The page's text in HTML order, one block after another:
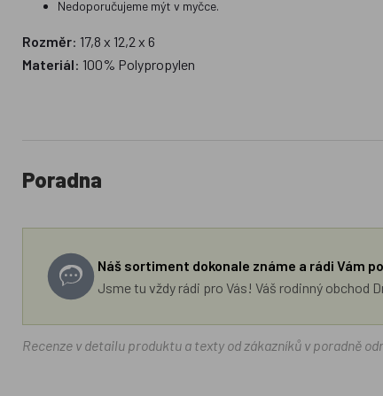
Nedoporučujeme mýt v myčce.
Rozměr: 17,8 x 12,2 x 6
Materiál: 100% Polypropylen
Poradna
Náš sortiment dokonale známe a rádi Vám
Jsme tu vždy rádi pro Vás! Váš rodinný obchod
Recenze v detailu produktu a texty od zákazníků v poradně